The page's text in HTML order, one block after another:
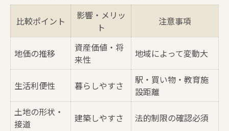
比較ポイント
影響・メリッ
ト
注意事項
地価の推移
資産価値・将
来性
地域によって変動大
生活利便性 暮らしやすさ
駅・買い物・教育施
設距離
土地の形状・
接道
建築しやすさ 法的制限の確認必須